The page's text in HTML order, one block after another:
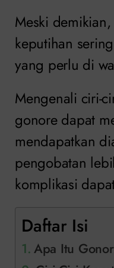
Meski
keputihan
yang perlu di
Mengenali ciri-
gonore dapat
mendapatkan
pengobatan
komplikasi
Daftar Isi
Apa Itu